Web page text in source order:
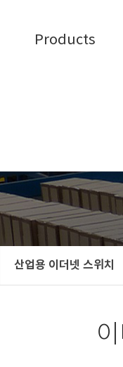
Products
산업용 이더넷 스위치